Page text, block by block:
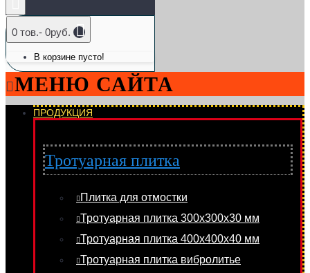
0 тов.- 0руб.
В корзине пусто!
МЕНЮ САЙТА
ПРОДУКЦИЯ
Тротуарная плитка
Плитка для отмостки
Тротуарная плитка 300х300х30 мм
Тротуарная плитка 400х400х40 мм
Тротуарная плитка вибролитье